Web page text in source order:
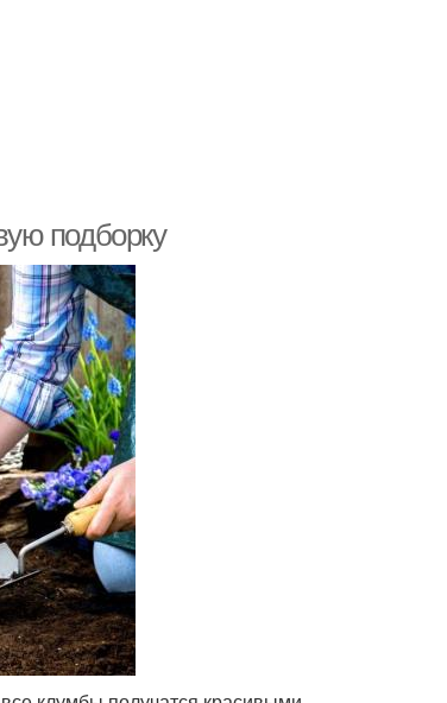
подборку